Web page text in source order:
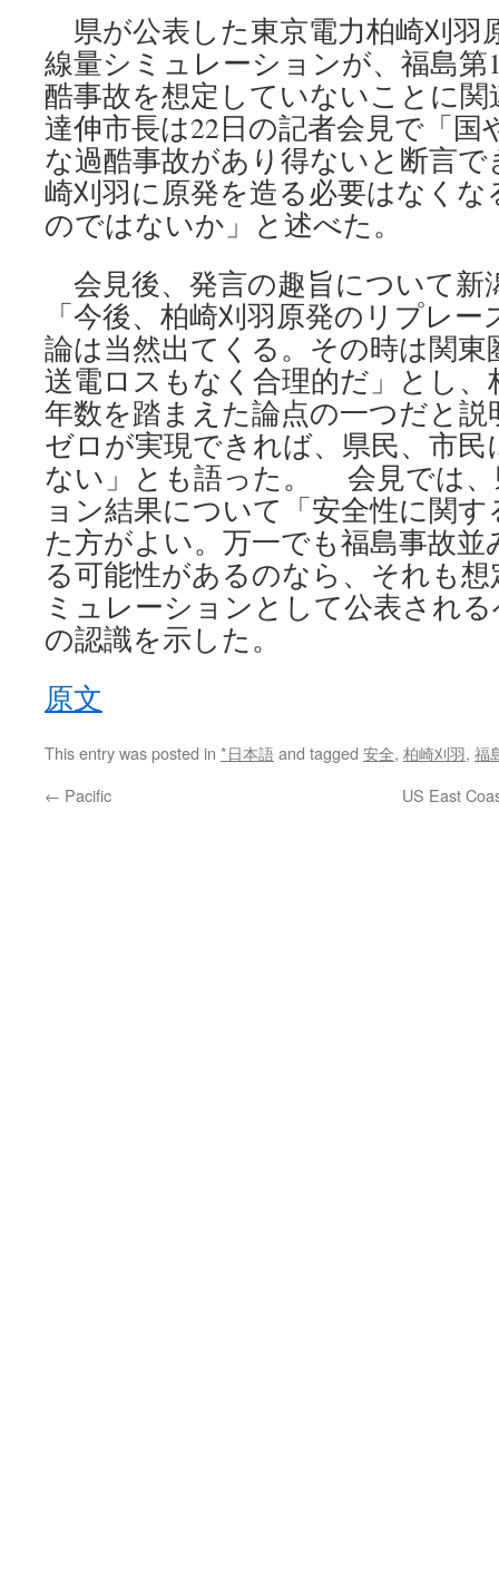
県が公表した東京電力柏崎刈羽
線量シミュレーションが、福島第
酷事故を想定していないことに
達伸市長は22日の記者会見で「
な過酷事故があり得ないと断言
崎刈羽に原発を造る必要はなく
のではないか」と述べた。
会見後、発言の趣旨について新
「今後、柏崎刈羽原発のリプレ
論は当然出てくる。その時は関
送電ロスもなく合理的だ」とし、
年数を踏まえた論点の一つだと説
ゼロが実現できれば、県民、市
ない」とも語った。 会見では、
ョン結果について「安全性に関
た方がよい。万一でも福島事故
る可能性があるのなら、それも
ミュレーションとして公表され
の認識を示した。
原文
This entry was posted in *日本語and tagged 安全, 柏崎刈羽, 福
← Pacific US East